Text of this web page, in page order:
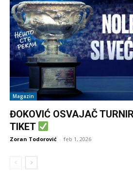
Magazin
ĐOKOVIĆ OSVAJAČ
TIKET
Zoran Todorović - feb 1, 2026